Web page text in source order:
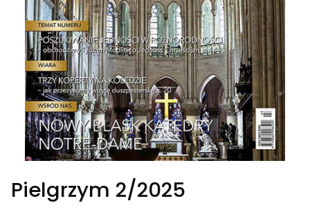
Pielgrzym 2/2025